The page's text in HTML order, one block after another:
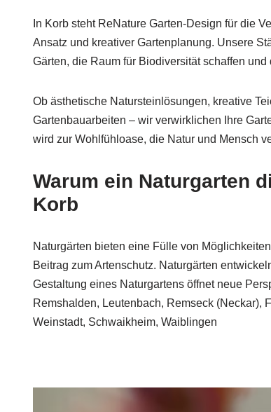
In Korb steht ReNature Garten-Design für die
Ansatz und kreativer Gartenplanung. Unsere
Gärten, die Raum für Biodiversität schaffen
Ob ästhetische Natursteinlösungen, kreative
Gartenbauarbeiten – wir verwirklichen Ihre
wird zur Wohlfühloase, die Natur und Mensch
Warum ein Naturgarten
Korb
Naturgärten bieten eine Fülle von
Beitrag zum Artenschutz. Naturgärten
Gestaltung eines Naturgartens öffnet neue
Remshalden, Leutenbach, Remseck (Neckar),
Weinstadt, Schwaikheim, Waiblingen